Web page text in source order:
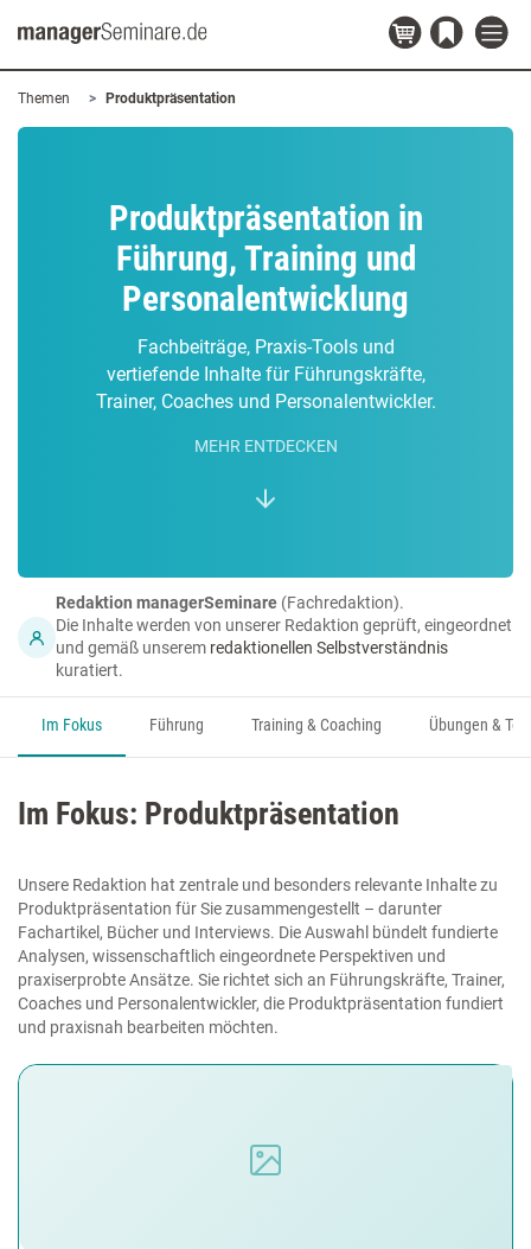
Themen Produktpräsentation
Produktpräsentation in
Führung, Training und
Personalentwicklung
Fachbeiträge, Praxis-Tools und
vertiefende Inhalte für Führungskräfte,
Trainer, Coaches und Personalentwickler.
MEHR ENTDECKEN
Redaktion managerSeminare (Fachredaktion).
Die Inhalte werden von unserer Redaktion geprüft, eingeordnet
und gemäß unserem redaktionellen Selbstverständnis
kuratiert.
Im Fokus Führung Training & Coaching Übungen &
Im Fokus: Produktpräsentation
Unsere Redaktion hat zentrale und besonders relevante Inhalte zu
Produktpräsentation für Sie zusammengestellt – darunter
Fachartikel, Bücher und Interviews. Die Auswahl bündelt fundierte
Analysen, wissenschaftlich eingeordnete Perspektiven und
praxiserprobte Ansätze. Sie richtet sich an Führungskräfte, Trainer,
Coaches und Personalentwickler, die Produktpräsentation fundiert
und praxisnah bearbeiten möchten.